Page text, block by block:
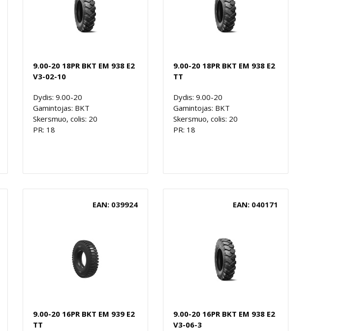
9.00-20 18PR BKT EM 938 E2
V3-02-10
Dydis: 9.00-20
Gamintojas: BKT
Skersmuo, colis: 20
PR: 18
9.00-20 18PR BKT EM 938 E2
TT
Dydis: 9.00-20
Gamintojas: BKT
Skersmuo, colis: 20
PR: 18
EAN: 039924
9.00-20 16PR BKT EM 939 E2
TT
EAN: 040171
9.00-20 16PR BKT EM 938 E2
V3-06-3